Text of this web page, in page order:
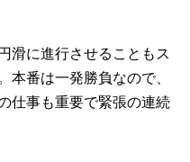
滑に進行させることもス
本番は一発勝負なので、
仕事も重要で緊張の連続